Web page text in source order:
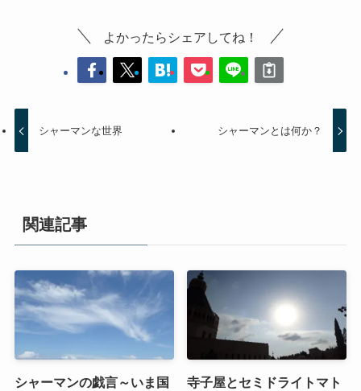
よかったらシェアしてね！
シャーマンな世界 シャーマンとは何か？
関連記事
シャーマンの戯言～いま国
寺子屋とセミドライトマト